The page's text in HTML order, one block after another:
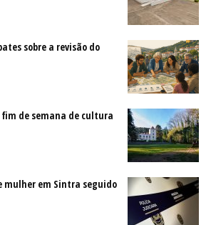
sobre a revisão do
de semana de cultura
mulher em Sintra seguido